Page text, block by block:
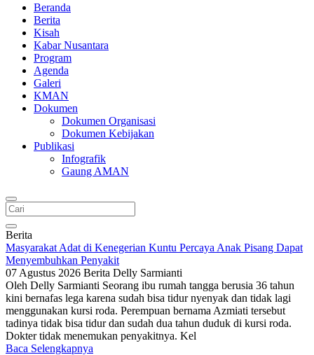
Beranda
Berita
Kisah
Kabar Nusantara
Program
Agenda
Galeri
KMAN
Dokumen
Dokumen Organisasi
Dokumen Kebijakan
Publikasi
Infografik
Gaung AMAN
Berita
Masyarakat Adat di Kenegerian Kuntu Percaya Anak Pisang Dapat
Menyembuhkan Penyakit
07 Agustus 2026 Berita Delly Sarmianti
Oleh Delly Sarmianti Seorang ibu rumah tangga berusia 36 tahun
kini bernafas lega karena sudah bisa tidur nyenyak dan tidak lagi
menggunakan kursi roda. Perempuan bernama Azmiati tersebut
tadinya tidak bisa tidur dan sudah dua tahun duduk di kursi roda.
Dokter tidak menemukan penyakitnya. Kel
Baca Selengkapnya